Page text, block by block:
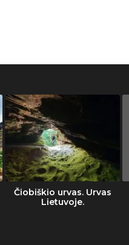
Čiobiškio urvas. Urvas
Lietuvoje.